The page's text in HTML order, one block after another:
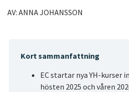
AV: ANNA JOHANSSON
Kort sammanfattning
EC startar nya YH-kurser
hösten 2025 och våren